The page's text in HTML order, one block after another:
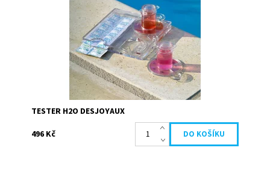
Skladem
19684
Desjoyaux
TESTER H2O DESJOYAUX
496 Kč